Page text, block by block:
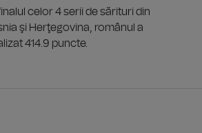
finalul celor 4 serii de sărituri din
şi Herţegovina, românul a
414.9 puncte.